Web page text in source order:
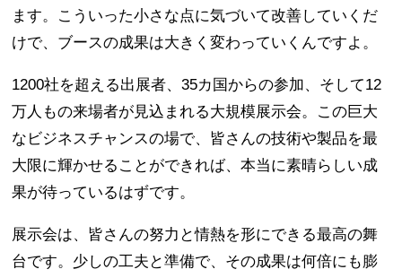
ます。こういった小さな点に気づいて改善していくだ
けで、ブースの成果は大きく変わっていくんですよ。
1200社を超える出展者、35カ国からの参加、そして12
万人もの来場者が見込まれる大規模展示会。この巨大
なビジネスチャンスの場で、皆さんの技術や製品を最
大限に輝かせることができれば、本当に素晴らしい成
果が待っているはずです。
展示会は、皆さんの努力と情熱を形にできる最高の舞
台です。少しの工夫と準備で、その成果は何倍にも膨